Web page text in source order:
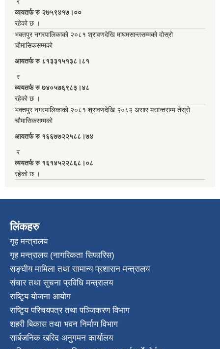
व्ययतर्फ रु २७५९४१७।००
रहेको छ ।
भक्तपुर नगरपालिकाको २०८१ श्रावणदेखि माघमसान्तसम्मको दोस्रो
चौमासिकसम्मको
आयतर्फ रु‌ ८१३३१५१३८।८१
र
व्ययतर्फ रु ७४०५७६९८३।४८
रहेको छ ।
भक्तपुर नगरपालिकाको २०८१ श्रावणदेखि २०८२ असार मसान्तसम्म तेस्रो
चौमासिकसम्मको
आयतर्फ रु‌ १६६७७२२५८८।७४
र
व्ययतर्फ रु १६१४५२२८६८।०८
रहेको छ ।
लिंकहरु
गृह मन्त्रालय
गृह मन्त्रालय (नागरिकता सिफारिस)
सङ्घीय मामिला तथा सामान्य प्रशासन मन्त्रालय
संचार तथा सुचना प्रविधि मन्त्रालय
राष्टि्ृय योजना आयोग
राष्टि्ृय परिचयपत्र तथा पञ्जिकरण विभाग
शहरी बिकास तथा भवन निर्माण विभाग
सार्बजनिक खरिद अनुगमन कार्यालय